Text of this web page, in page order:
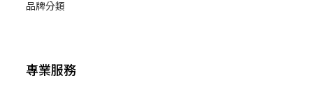
品牌分類
專業服務